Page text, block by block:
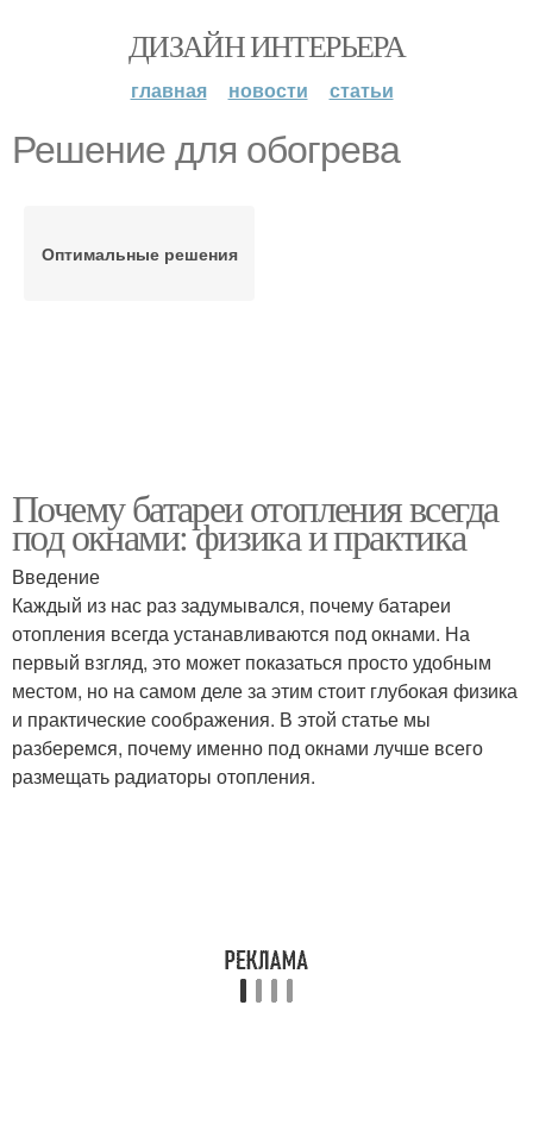
ДИЗАЙН ИНТЕРЬЕРА
главная новости статьи
Решение для обогрева
Оптимальные решения
Почему батареи отопления всегда
под окнами: физика и практика
Введение
Каждый из нас раз задумывался, почему батареи
отопления всегда устанавливаются под окнами. На
первый взгляд, это может показаться просто удобным
местом, но на самом деле за этим стоит глубокая физика
и практические соображения. В этой статье мы
разберемся, почему именно под окнами лучше всего
размещать радиаторы отопления.